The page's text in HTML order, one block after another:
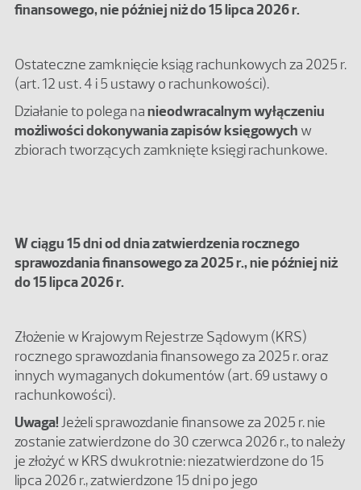
finansowego, nie później niż do 15 lipca 2026 r.
Ostateczne zamknięcie ksiąg rachunkowych za 2025 r.
(art. 12 ust. 4 i 5 ustawy o rachunkowości).
Działanie to polega nanieodwracalnym wyłączeniu
możliwości dokonywania zapisów księgowych w
zbiorach tworzących zamknięte księgi rachunkowe.
W ciągu 15 dni od dnia zatwierdzenia rocznego
sprawozdania finansowego za 2025 r., nie później niż
do 15 lipca 2026 r.
Złożenie w Krajowym Rejestrze Sądowym (KRS)
rocznego sprawozdania finansowego za 2025 r. oraz
innych wymaganych dokumentów (art. 69 ustawy o
rachunkowości).
Uwaga!Jeżeli sprawozdanie finansowe za 2025 r. nie
zostanie zatwierdzone do 30 czerwca 2026 r., to należy
je złożyć w KRS dwukrotnie: niezatwierdzone do 15
lipca 2026 r., zatwierdzone 15 dni po jego